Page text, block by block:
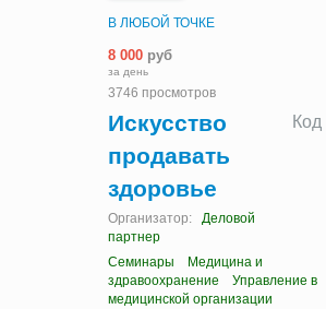
В ЛЮБОЙ ТОЧКЕ
8 000 руб
за день
3746 просмотров
Код
Искусство
продавать
здоровье
Организатор:
Деловой
партнер
Семинары
Медицина и
здравоохранение
Управление в
медицинской организации